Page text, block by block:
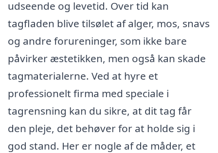
udseende og levetid. Over tid kan
tagfladen blive tilsølet af alger, mos, snavs
og andre forureninger, som ikke bare
påvirker æstetikken, men også kan skade
tagmaterialerne. Ved at hyre et
professionelt firma med speciale i
tagrensning kan du sikre, at dit tag får
den pleje, det behøver for at holde sig i
god stand. Her er nogle af de måder, et